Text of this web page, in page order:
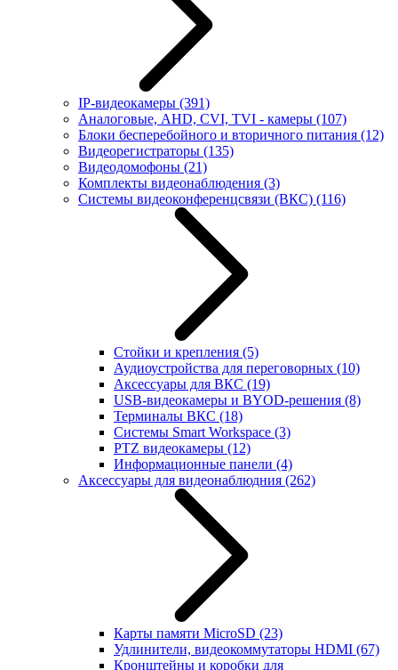
IP-видеокамеры (391)
Аналоговые, AHD, CVI, TVI - камеры (107)
Блоки бесперебойного и вторичного питания (12)
Видеорегистраторы (135)
Видеодомофоны (21)
Комплекты видеонаблюдения (3)
Системы видеоконференцсвязи (ВКС) (116)
Стойки и крепления (5)
Аудиоустройства для переговорных (10)
Аксессуары для ВКС (19)
USB-видеокамеры и BYOD-решения (8)
Терминалы ВКС (18)
Системы Smart Workspace (3)
PTZ видеокамеры (12)
Информационные панели (4)
Аксессуары для видеонаблюдния (262)
Карты памяти MicroSD (23)
Удлинители, видеокоммутаторы HDMI (67)
Кронштейны и коробки для